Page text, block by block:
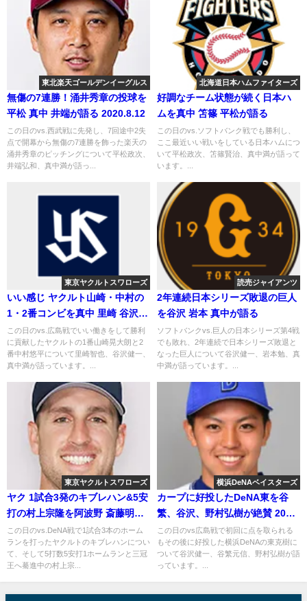
東北楽天ゴールデンイーグルス
無傷の7連勝！涌井秀章の投球を
平松 真中 井端が語る 2020.8.12
この日のvs.西武戦に先発し、7回途中2失
点で開幕から無傷の7連勝を飾った楽天の
涌井秀章のピッチングについて平松政次、
井端弘和、真中満が語っ...
北海道日本ハムファイターズ
好調なチーム状態が続く日本ハ
ムを真中 笘篠 平松が語る
この日のvs.ソフトバンク戦でも勝利し、
ここ最近いい戦いをしている日本ハムにつ
いて平松政次、笘篠賢治、真中満が語って
います。...
東京ヤクルトスワローズ
いい感じ ヤクルト山崎・中村の
1・2番コンビを真中 里崎 谷沢が
語る
この日のvs.広島戦でいい働きをして勝利
に貢献したヤクルトの1番山崎晃大朗と2
番中村悠平について里崎智也、谷沢健一、
真中満が語っています。...
読売ジャイアンツ
2年連続日本シリーズ敗退の巨人
を谷沢 岩本 真中が語る
ソフトバンクvs.巨人の日本シリーズ第4戦
でも敗れ、2年連続で日本シリーズ敗退と
なった巨人について谷沢健一、岩本勉、真
中満が語っています。...
東京ヤクルトスワローズ
ヤク 1試合3発のキブレハン&5安
打の村上宗隆を阿波野 斎藤明雄
が語る
この日のvs.DeNA戦で1試合3本のホーム
ランを打ったヤクルトのキブレハンについ
て、そして5打数5安打1ホームランと三冠
王へ驀進中の村上宗...
横浜DeNAベイスターズ
カープに好投したDeNA東を谷
繁、谷沢、野村弘樹が絶賛 2018
年4月26日
この日のvs広島戦で初回に点を取られる
もその後に好投した横浜DeNAの東克樹に
ついて谷沢健一、谷繁元信、野村弘樹が語
っています。...